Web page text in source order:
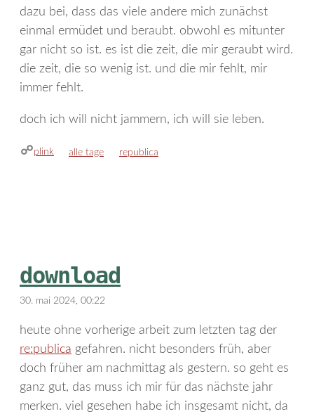
dazu bei, dass das viele andere mich zunächst
einmal ermüdet und beraubt. obwohl es mitunter
gar nicht so ist. es ist die zeit, die mir geraubt wird.
die zeit, die so wenig ist. und die mir fehlt, mir
immer fehlt.
doch ich will nicht jammern, ich will sie leben.
plink kategorien
alle tage schlagwörter
republica
download
30. mai 2024, 00:22
heute ohne vorherige arbeit zum letzten tag der
re:publica gefahren. nicht besonders früh, aber
doch früher am nachmittag als gestern. so geht es
ganz gut, das muss ich mir für das nächste jahr
merken. viel gesehen habe ich insgesamt nicht, da